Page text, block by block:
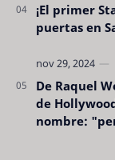
¡El primer
puertas en
De Raquel
de
nombre: